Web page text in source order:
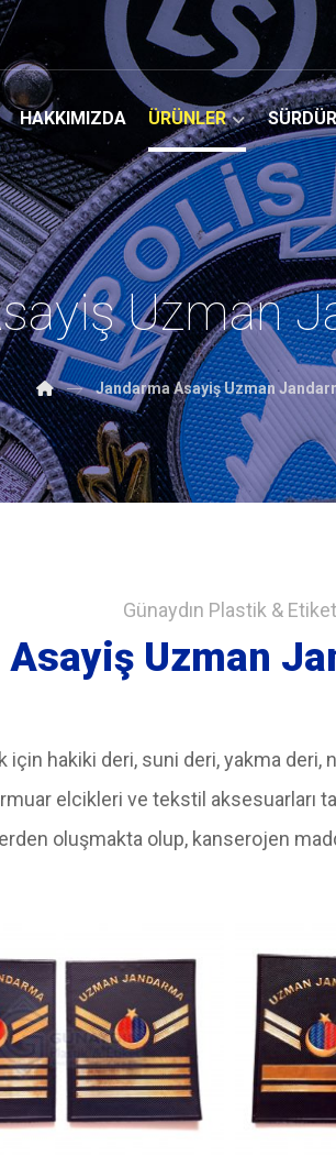
HAKKIMIZDA ÜRÜNLER
Uzman
Jandarma Asayiş Uzman
Günaydın Plastik & Etiket
Uzman
hakiki deri, suni deri, yakma
elcikleri ve tekstil aksesuarları
oluşmakta olup, kanserojen